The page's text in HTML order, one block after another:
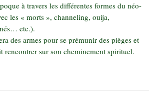
à travers les différentes formes du néo-
les « morts », channeling, ouija,
etc.).
des armes pour se prémunir des pièges et
rencontrer sur son cheminement spirituel.